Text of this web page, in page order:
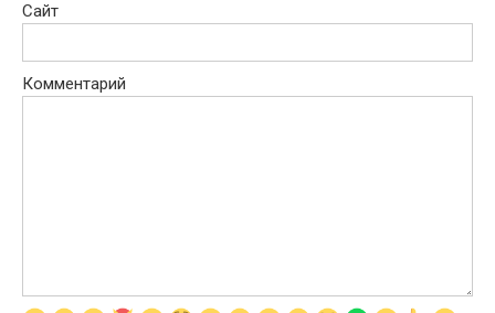
Сайт
Комментарий